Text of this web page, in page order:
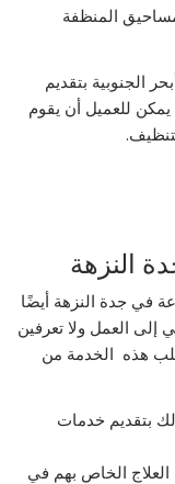
المنظفة
الجنوبية بتقديم
للعميل أن يقوم
النزهة
في جدة النزهة أيضًا
العمل ولا تعرفين
هذه الخدمة من
بتقديم خدمات
العلاج الخاص بهم في